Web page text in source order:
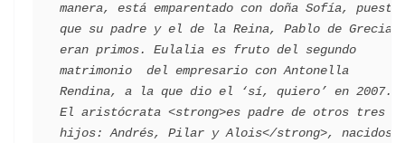
manera, está emparentado con doña Sofía, puesto
que su padre y el de la Reina, Pablo de Grecia,
eran primos. Eulalia es fruto del segundo
matrimonio  del empresario con Antonella
Rendina, a la que dio el ‘sí, quiero’ en 2007.
El aristócrata <strong>es padre de otros tres
hijos: Andrés, Pilar y Alois</strong>, nacidos